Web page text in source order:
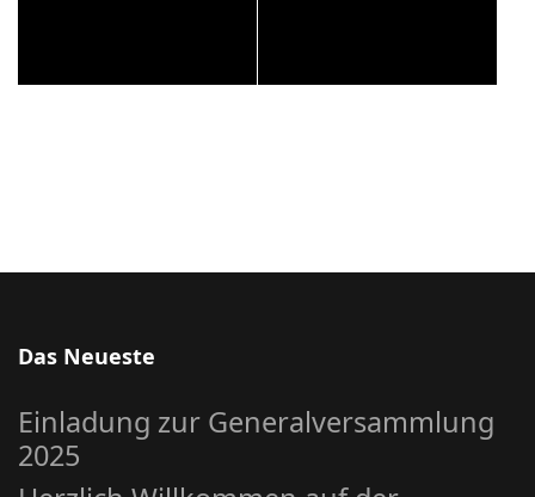
Das Neueste
Einladung zur Generalversammlung
2025